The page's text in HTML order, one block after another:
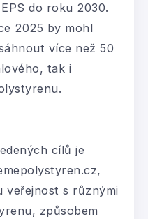
do roku 2030.
2025 by mohl
více než 50
tak i
cílů je
veřejnost s různými
způsobem